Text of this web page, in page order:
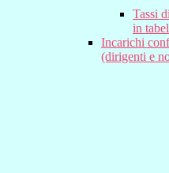
Tassi
in
Incarichi
(dirigenti e